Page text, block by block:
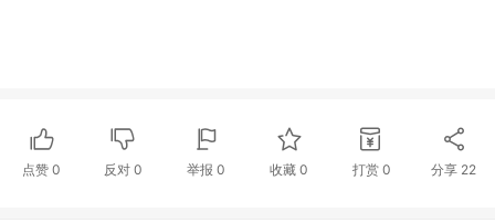
点赞 0 反对0 举报 0 收藏 0 打赏 0 分享 22